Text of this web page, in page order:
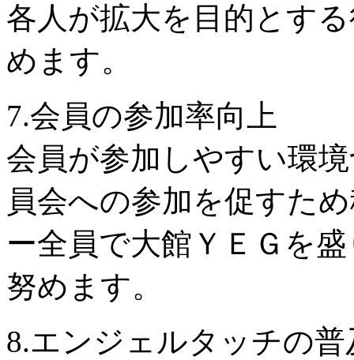
各人が拡大を目的とす
めます。
7.会員の参加率向上
会員が参加しやすい環
員会への参加を促すた
ー全員で大館ＹＥＧを
努めます。
8.エンジェルタッチの普